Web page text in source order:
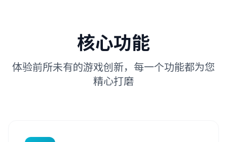
核心功能
体验前所未有的游戏创新，每一个功能都为您
精心打磨